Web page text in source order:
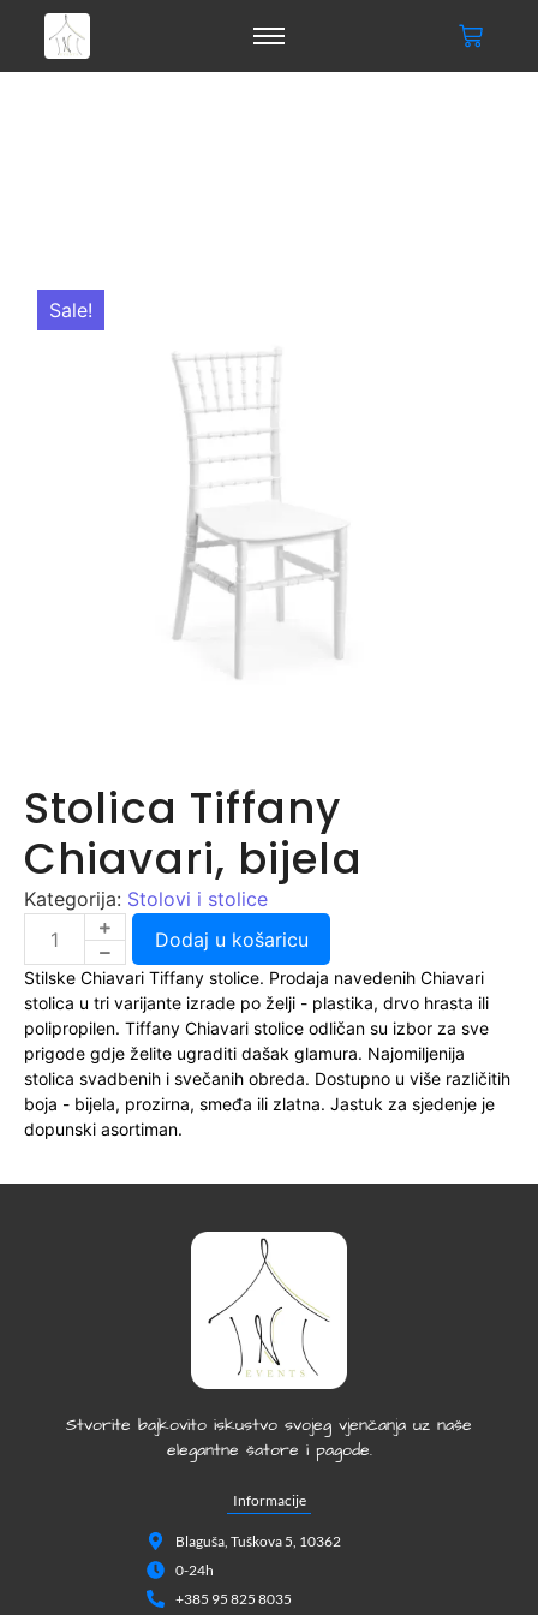
Sale!
Stolica Tiffany
Chiavari, bijela
Kategorija: Stolovi i stolice
Dodaj u košaricu
Stilske Chiavari Tiffany stolice. Prodaja navedenih Chiavari
stolica u tri varijante izrade po želji - plastika, drvo hrasta ili
polipropilen. Tiffany Chiavari stolice odličan su izbor za sve
prigode gdje želite ugraditi dašak glamura. Najomiljenija
stolica svadbenih i svečanih obreda. Dostupno u više različitih
boja - bijela, prozirna, smeđa ili zlatna. Jastuk za sjedenje je
dopunski asortiman.
Stvorite bajkovito iskustvo svojeg vjenčanja uz naše
elegantne šatore i pagode.
Informacije
Blaguša, Tuškova 5, 10362
0-24h
+385 95 825 8035